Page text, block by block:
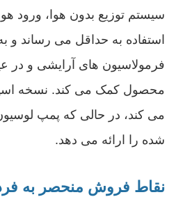
سیستم توزیع بدون هوا، ورود
استفاده به حداقل می رساند و
فرمولاسیون های آرایشی و در
محصول کمک می کند. نسخه
می کند، در حالی که پمپ
شده را ارائه می دهد.
نقاط فروش منحصر به